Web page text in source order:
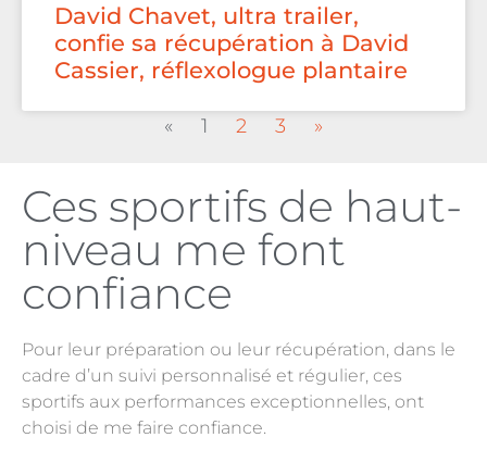
David Chavet, ultra trailer,
confie sa récupération à David
Cassier, réflexologue plantaire
« 1 2 3 »
Ces sportifs de haut-
niveau me font
confiance
Pour leur préparation ou leur récupération, dans le
cadre d’un suivi personnalisé et régulier, ces
sportifs aux performances exceptionnelles, ont
choisi de me faire confiance.